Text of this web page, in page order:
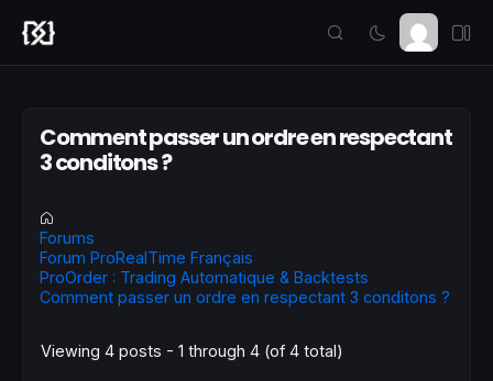
Comment passer un ordre en respectant
3 conditons ?
Forums
Forum ProRealTime Français
ProOrder : Trading Automatique & Backtests
Comment passer un ordre en respectant 3 conditons ?
Viewing 4 posts - 1 through 4 (of 4 total)